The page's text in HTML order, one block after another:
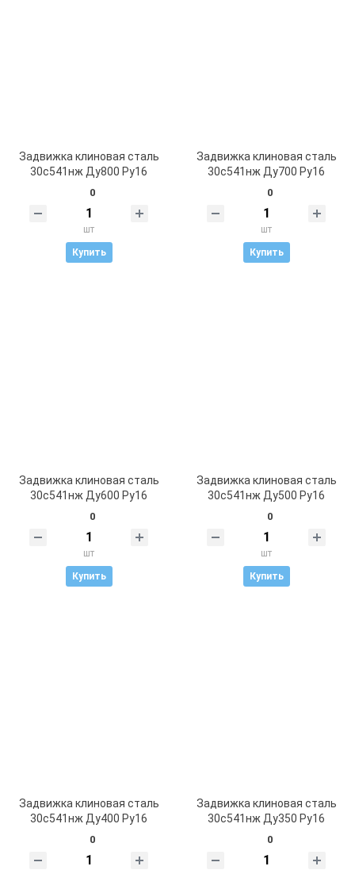
Задвижка клиновая сталь
30с541нж Ду800 Ру16
0
шт
Купить
Задвижка клиновая сталь
30с541нж Ду700 Ру16
0
шт
Купить
Задвижка клиновая сталь
30с541нж Ду600 Ру16
0
шт
Купить
Задвижка клиновая сталь
30с541нж Ду500 Ру16
0
шт
Купить
Задвижка клиновая сталь
30с541нж Ду400 Ру16
0
Задвижка клиновая сталь
30с541нж Ду350 Ру16
0